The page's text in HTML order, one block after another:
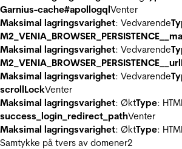
Garnius-cache#apollogqlVenter
Maksimal lagringsvarighet: Vedvarende
Maksimal lagringsvarighet: Vedvarende
Maksimal lagringsvarighet: Vedvarende
scrollLockVenter
Maksimal lagringsvarighet: ØktType:
success_login_redirect_pathVenter
Maksimal lagringsvarighet: ØktType:
Samtykke på tvers av domener2